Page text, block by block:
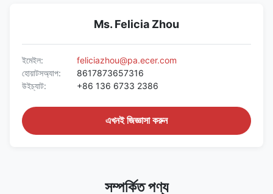
Ms. Felicia Zhou
ইমেইল:
feliciazhou@pa.ecer.com
হোয়াটসঅ্যাপ:
8617873657316
উইচ্যাট:
+86 136 6733 2386
এখনই জিজ্ঞাসা করুন
সম্পর্কিত পণ্য